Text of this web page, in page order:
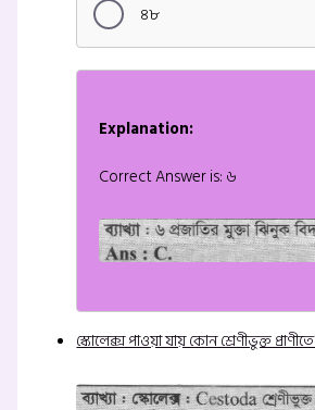
৪৮
Explanation:
Correct Answer is: ৬
স্কোলেক্স পাওয়া যায় কোন শ্রেণীভুক্ত